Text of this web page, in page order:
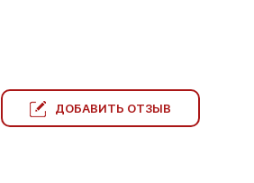
ДОБАВИТЬ ОТЗЫВ